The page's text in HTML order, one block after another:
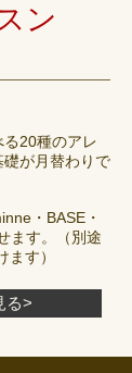
ン
20種のアレ
礎が月替わりで
・BASE・
ます。（別途
す）
る>